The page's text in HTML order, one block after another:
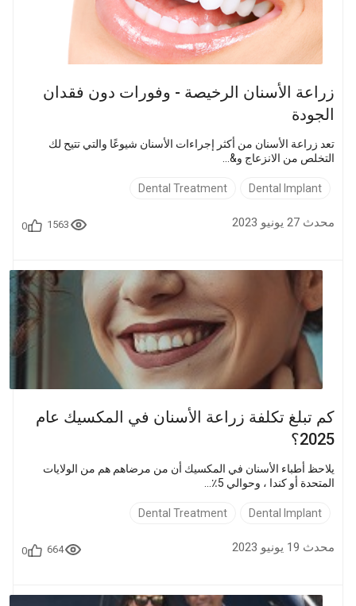
زراعة الأسنان الرخيصة - وفورات دون فقدان
الجودة
تعد زراعة الأسنان من أكثر إجراءات الأسنان شيوعًا والتي تتيح لك
التخلص من الانزعاج و&...
Dental Implant
Dental Treatment
محدث 27 يونيو 2023 1563
0
كم تبلغ تكلفة زراعة الأسنان في المكسيك عام
2025؟
يلاحظ أطباء الأسنان في المكسيك أن من مرضاهم هم من الولايات
المتحدة أو كندا ، وحوالي 5٪...
Dental Implant
Dental Treatment
محدث 19 يونيو 2023 664
0